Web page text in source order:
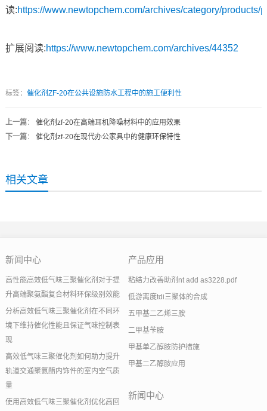
读:https://www.newtopchem.com/archives/category/products/
扩展阅读:https://www.newtopchem.com/archives/44352
标签： 催化剂ZF-20在公共设施防水工程中的施工便利性
上一篇： 催化剂zf-20在高端耳机降噪材料中的应用效果
下一篇： 催化剂zf-20在现代办公家具中的健康环保特性
相关文章
新闻中心
高性能高效低气味三聚催化剂对于提
升高端聚氨酯复合材料环保级别效能
分析高效低气味三聚催化剂在不同环
境下维持催化性能且保证气味控制表
现
高效低气味三聚催化剂如何助力提升
轨道交通聚氨酯内饰件的室内空气质
量
使用高效低气味三聚催化剂优化高回
产品应用
粘结力改善助剂nt add as3228.pdf
低游离度tdi三聚体的合成
五甲基二乙烯三胺
二甲基苄胺
甲基单乙醇胺防护措施
甲基二乙醇胺应用
新闻中心